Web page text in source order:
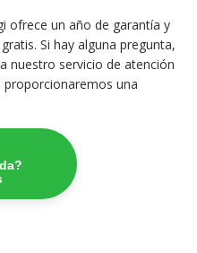
ofrece un año de garantía y
Si hay alguna pregunta,
nuestro servicio de atención
una